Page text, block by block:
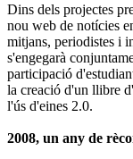
Dins dels projectes
nou web de notícies
mitjans, periodistes i
s'engegarà
participació
la creació d'un llibre
l'ús d'eines 2.0.
2008, un any de